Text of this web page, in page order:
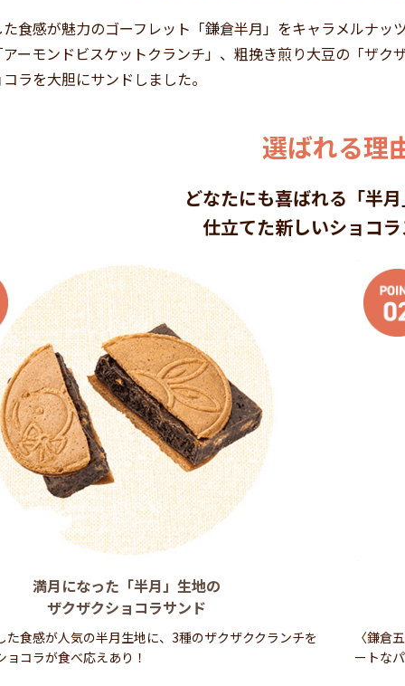
食感が魅力のゴーフレット「鎌倉半月」をキャラメルナ
ーモンドビスケットクランチ」、粗挽き煎り大豆の「ザ
ラを大胆にサンドしました。
選ばれる理
どなたにも喜ばれる「半
仕立てた新しいショコ
満月になった「半月」生地の
ザクザクショコラサンド
た食感が人気の半月生地に、3種のザクザククランチを
ョコラが食べ応えあり！
〈鎌倉
ートな